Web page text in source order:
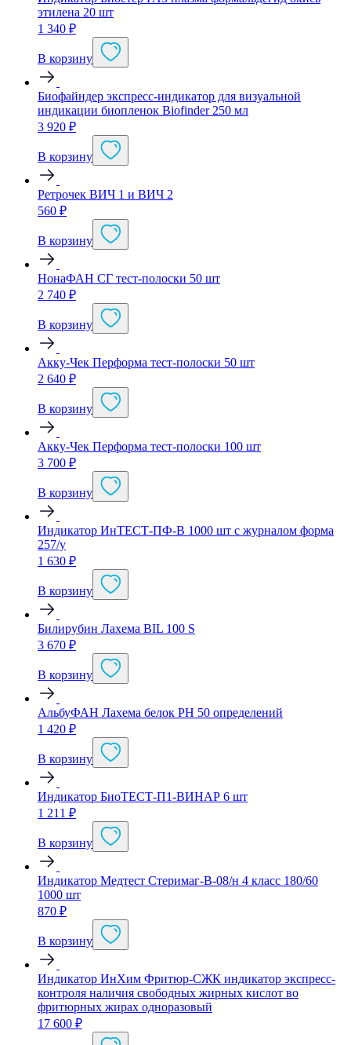
этилена 20 шт
1 340 ₽
В корзину
Биофайндер экспресс-индикатор для визуальной
индикации биопленок Biofinder 250 мл
3 920 ₽
В корзину
Ретрочек ВИЧ 1 и ВИЧ 2
560 ₽
В корзину
НонаФАН СГ тест-полоски 50 шт
2 740 ₽
В корзину
Акку-Чек Перформа тест-полоски 50 шт
2 640 ₽
В корзину
Акку-Чек Перформа тест-полоски 100 шт
3 700 ₽
В корзину
Индикатор ИнТЕСТ-ПФ-В 1000 шт с журналом форма
257/у
1 630 ₽
В корзину
Билирубин Лахема BIL 100 S
3 670 ₽
В корзину
АльбуФАН Лахема белок PH 50 определений
1 420 ₽
В корзину
Индикатор БиоТЕСТ-П1-ВИНАР 6 шт
1 211 ₽
В корзину
Индикатор Медтест Стеримаг-В-08/н 4 класс 180/60
1000 шт
870 ₽
В корзину
Индикатор ИнХим Фритюр-СЖК индикатор экспресс-
контроля наличия свободных жирных кислот во
фритюрных жирах одноразовый
17 600 ₽